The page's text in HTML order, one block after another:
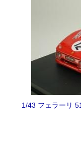
1/43 フェラーリ